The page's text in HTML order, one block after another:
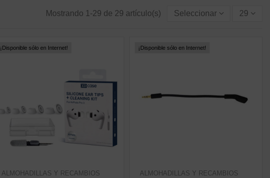
Mostrando 1-29 de 29 artículo(s) Seleccionar 29
¡Disponible sólo en Internet!
ALMOHADILLAS Y RECAMBIOS
¡Disponible sólo en Internet!
ALMOHADILLAS Y RECAMBIOS